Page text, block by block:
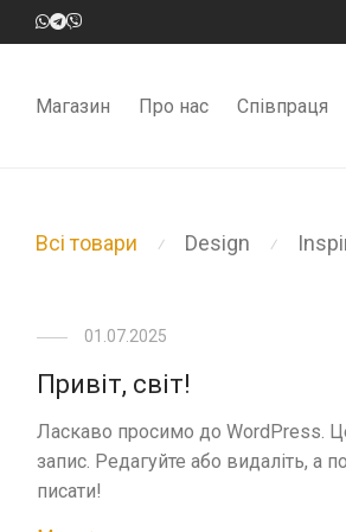
Магазин Про нас Співпраця
Всі товари ⁄ Design ⁄
01.07.2025
Привіт, світ!
Ласкаво просимо до WordPress.
запис. Редагуйте або видаліть, а
писати!